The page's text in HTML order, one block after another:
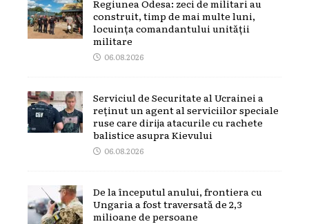
Regiunea Odesa: zeci de militari au
construit, timp de mai multe luni,
locuința comandantului unității
militare
06.08.2026
Serviciul de Securitate al Ucrainei a
reținut un agent al serviciilor speciale
ruse care dirija atacurile cu rachete
balistice asupra Kievului
06.08.2026
De la începutul anului, frontiera cu
Ungaria a fost traversată de 2,3
milioane de persoane